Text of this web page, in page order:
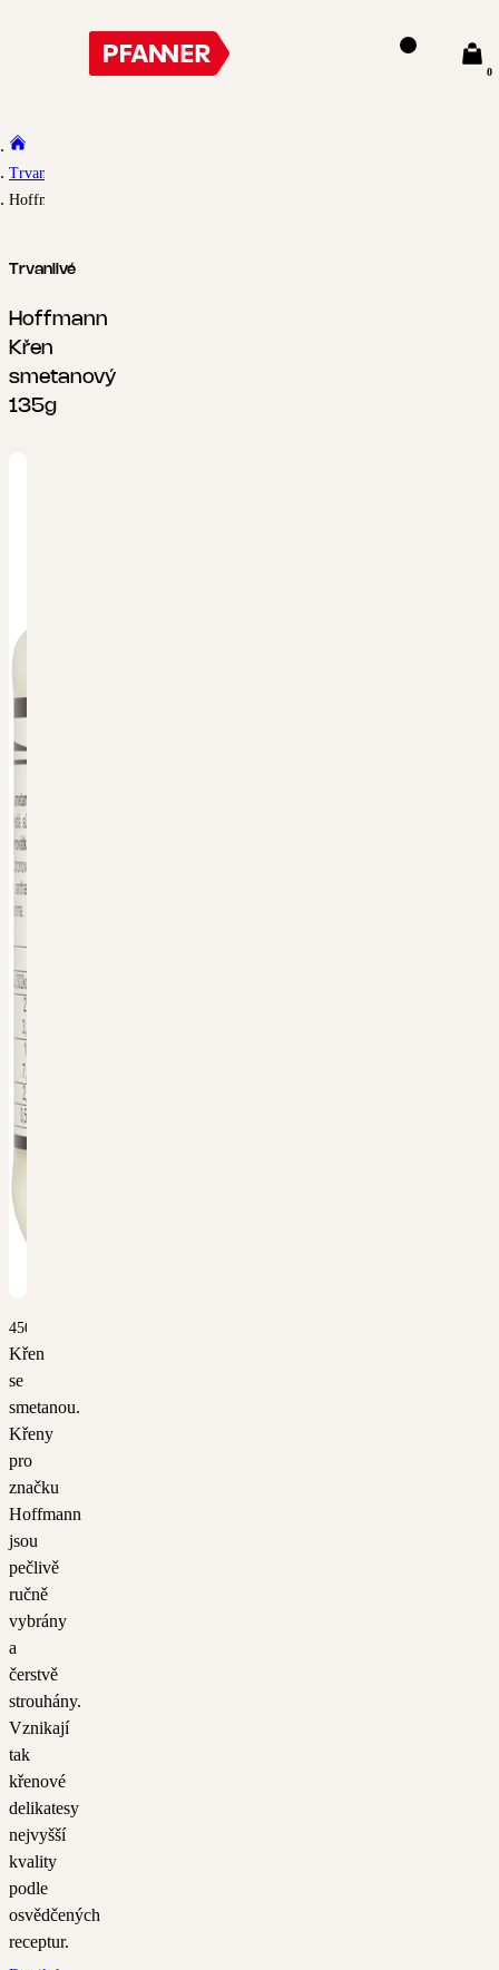
0
Trvanlivé
Hoffmann Křen smetanový 135g
Trvanlivé
Hoffmann
Křen
smetanový
135g
4502
Křen
se
smetanou.
Křeny
pro
značku
Hoffmann
jsou
pečlivě
ručně
vybrány
a
čerstvě
strouhány.
Vznikají
tak
křenové
delikatesy
nejvyšší
kvality
podle
osvědčených
receptur.